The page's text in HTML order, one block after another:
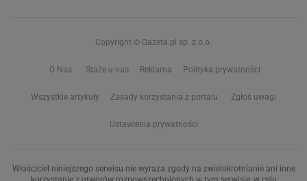
Copyright © Gazeta.pl sp. z o.o.
O Nas Staże u nas Reklama Polityka prywatności
Wszystkie artykuły Zasady korzystania z portalu Zgłoś uwagi
Ustawienia prywatności
Właściciel niniejszego serwisu nie wyraża zgody na zwielokrotnianie ani inne